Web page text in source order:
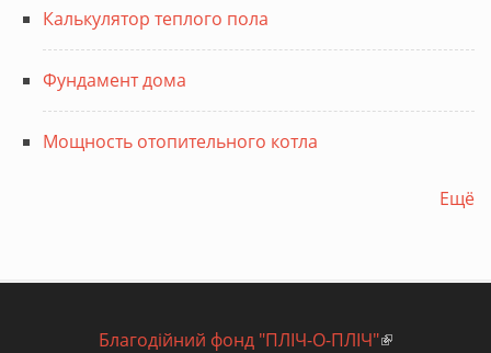
Калькулятор теплого пола
Фундамент дома
Мощность отопительного котла
Ещё
Благодiйний фонд "ПЛIЧ-О-ПЛIЧ"